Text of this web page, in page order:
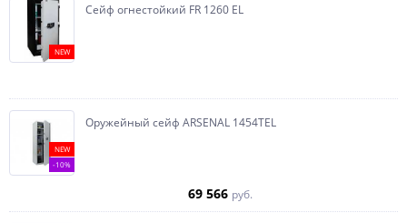
NEW
Сейф огнестойкий FR 1260 EL
NEW
-10%
Оружейный сейф ARSENAL 1454ТEL
69 566 руб.